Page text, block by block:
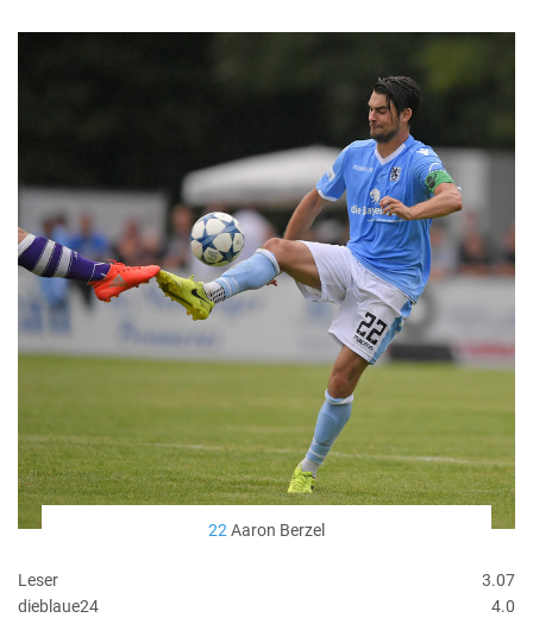
22 Aaron Berzel
Leser
3.07
dieblaue24
4.0